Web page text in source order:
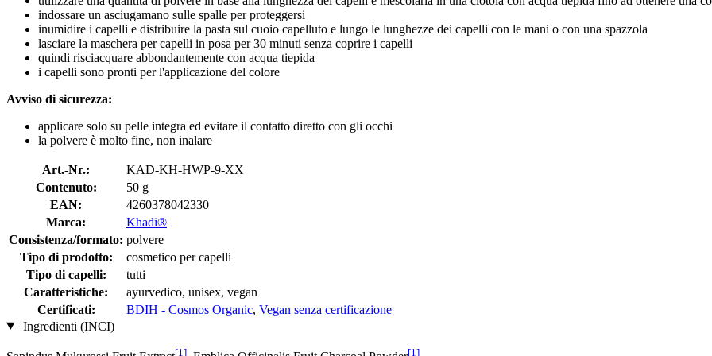
indossare un asciugamano sulle spalle per proteggersi
inumidire i capelli e distribuire la pasta sul cuoio capelluto e lungo le lunghezze dei capelli con le mani o con una spazzola
lasciare la maschera per capelli in posa per 30 minuti senza coprire i capelli
quindi risciacquare abbondantemente con acqua tiepida
i capelli sono pronti per l'applicazione del colore
Avviso di sicurezza:
applicare solo su pelle integra ed evitare il contatto diretto con gli occhi
la polvere è molto fine, non inalare
Art.-Nr.:
KAD-KH-HWP-9-XX
Contenuto:
50 g
EAN:
4260378042330
Marca:
Khadi®
Consistenza/formato: polvere
Tipo di prodotto:
cosmetico per capelli
Tipo di capelli:
tutti
Caratteristiche:
ayurvedico, unisex, vegan
Certificati:
BDIH - Cosmos Organic, Vegan senza certificazione
Ingredienti (INCI)
[1] [1]